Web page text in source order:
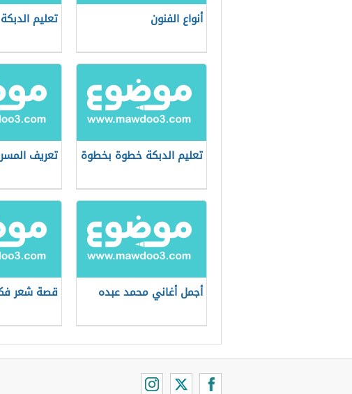
أنواع الفنون تعليم الدبكة
تعليم الدبكة خطوة بخطوة تعريف
أجمل أغاني محمد عبده قصة شعر